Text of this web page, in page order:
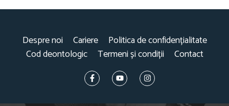
Despre noi Cariere
Politica de confidențialitate
Cod deontologic
Termeni și condiții Contact